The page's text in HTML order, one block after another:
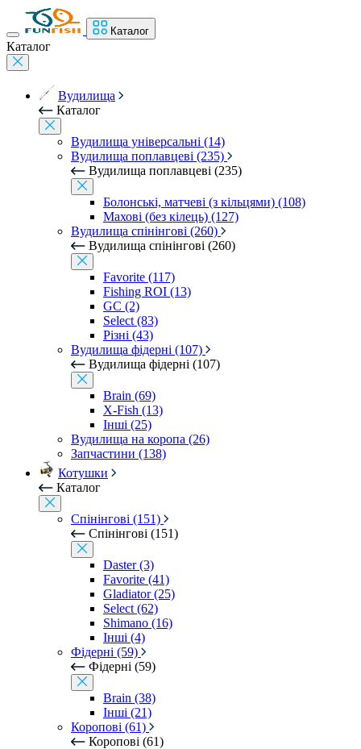
Каталог
Каталог
Вудилища
Каталог
Вудилища універсальні (14)
Вудилища поплавцеві (235)
Вудилища поплавцеві (235)
Болонські, матчеві (з кільцями) (108)
Махові (без кілець) (127)
Вудилища спінінгові (260)
Вудилища спінінгові (260)
Favorite (117)
Fishing ROI (13)
GC (2)
Select (83)
Різні (43)
Вудилища фідерні (107)
Вудилища фідерні (107)
Brain (69)
X-Fish (13)
Інші (25)
Вудилища на коропа (26)
Запчастини (138)
Котушки
Каталог
Спінінгові (151)
Спінінгові (151)
Daster (3)
Favorite (41)
Gladiator (25)
Select (62)
Shimano (16)
Інші (4)
Фідерні (59)
Фідерні (59)
Brain (38)
Інші (21)
Коропові (61)
Коропові (61)